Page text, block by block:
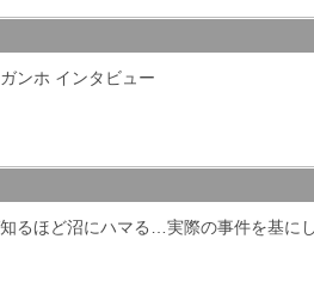
ンホ インタビュー
るほど沼にハマる…実際の事件を基に